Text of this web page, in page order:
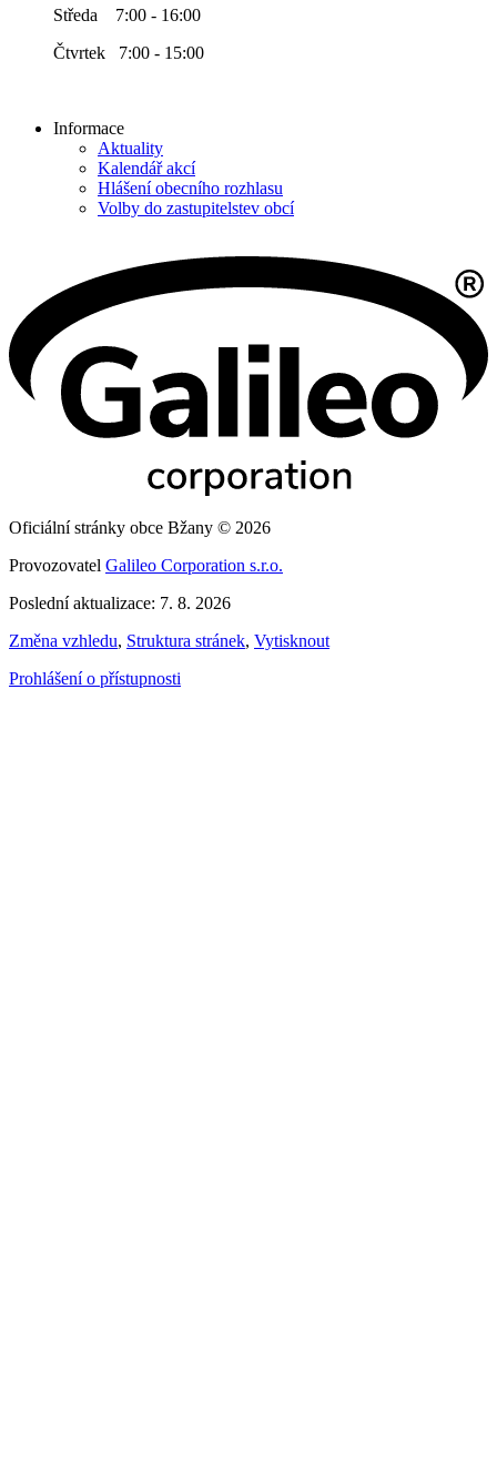
Středa 7:00 - 16:00
Čtvrtek 7:00 - 15:00
Informace
Aktuality
Kalendář akcí
Hlášení obecního rozhlasu
Volby do zastupitelstev obcí
Oficiální stránky obce Bžany © 2026
Provozovatel Galileo Corporation s.r.o.
Poslední aktualizace: 7. 8. 2026
Změna vzhledu, Struktura stránek, Vytisknout
Prohlášení o přístupnosti